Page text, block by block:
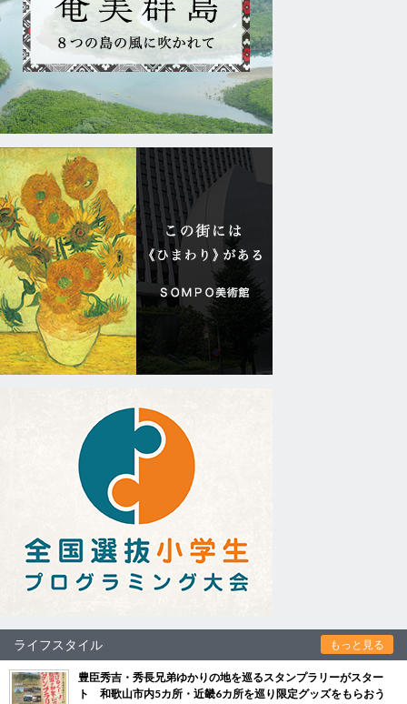
ライフスタイル もっと見る
豊臣秀吉・秀長兄弟ゆかりの地を巡るスタンプラリーがスター
ト 和歌山市内5カ所・近畿6カ所を巡り限定グッズをもらおう